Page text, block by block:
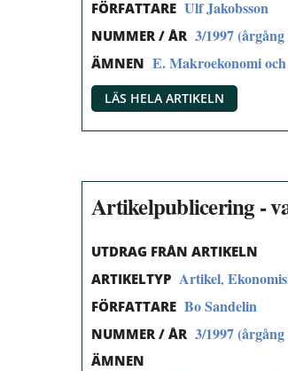
FÖRFATTARE Ulf Jakobsson
NUMMER / ÅR 3/1997 (årgång
ÄMNEN E. Makroekonomi
LÄS HELA ARTIKELN
Artikelpublicering -
UTDRAG FRÅN ARTIKELN
ARTIKELTYP Artikel,
FÖRFATTARE Bo Sandelin
NUMMER / ÅR 3/1997 (årgång
ÄMNEN